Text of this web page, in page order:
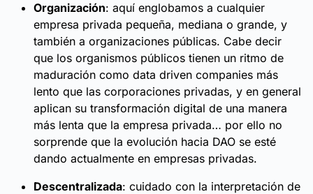
Organización: aquí englobamos a cualquier
empresa privada pequeña, mediana o grande, y
también a organizaciones públicas. Cabe decir
que los organismos públicos tienen un ritmo de
maduración como data driven companies más
lento que las corporaciones privadas, y en general
aplican su transformación digital de una manera
más lenta que la empresa privada… por ello no
sorprende que la evolución hacia DAO se esté
dando actualmente en empresas privadas.
Descentralizada: cuidado con la interpretación de